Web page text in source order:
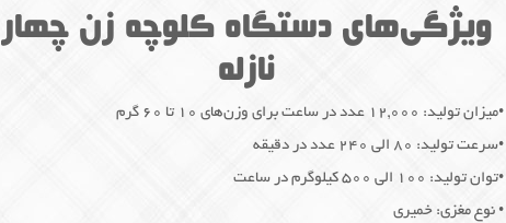
ویژگی‌های دستگاه کلوچه زن چهار
نازله
•میزان تولید: ۱۲,۰۰۰ عدد در ساعت برای وزن‌های ۱۰ تا ۶۰ گرم
•سرعت تولید: ۸۰ الی ۲۴۰ عدد در دقیقه
•توان تولید: ۱۰۰ الی ۵۰۰ کیلوگرم در ساعت
• نوع مغزی: خمیری